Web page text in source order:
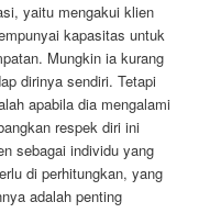
yaitu mengakui klien
kapasitas untuk
Mungkin ia kurang
dirinya sendiri. Tetapi
apabila dia mengalami
respek diri ini
sebagai individu yang
di perhitungkan, yang
adalah penting